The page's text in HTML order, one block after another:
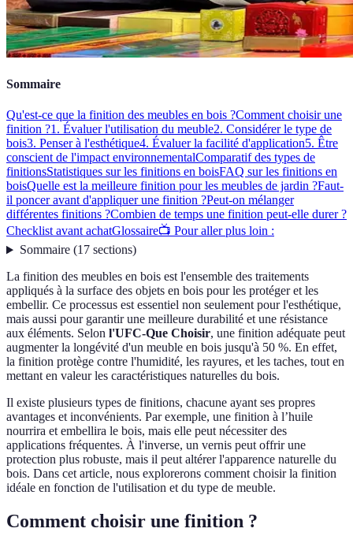
Sommaire
Qu'est-ce que la finition des meubles en bois ?Comment choisir une
finition ?1. Évaluer l'utilisation du meuble2. Considérer le type de
bois3. Penser à l'esthétique4. Évaluer la facilité d'application5. Être
conscient de l'impact environnementalComparatif des types de
finitionsStatistiques sur les finitions en boisFAQ sur les finitions en
boisQuelle est la meilleure finition pour les meubles de jardin ?Faut-
il poncer avant d'appliquer une finition ?Peut-on mélanger
différentes finitions ?Combien de temps une finition peut-elle durer ?
Checklist avant achatGlossaire📺 Pour aller plus loin :
Sommaire(17 sections)
La finition des meubles en bois est l'ensemble des traitements
appliqués à la surface des objets en bois pour les protéger et les
embellir. Ce processus est essentiel non seulement pour l'esthétique,
mais aussi pour garantir une meilleure durabilité et une résistance
aux éléments. Selon l'UFC-Que Choisir, une finition adéquate peut
augmenter la longévité d'un meuble en bois jusqu'à 50 %. En effet,
la finition protège contre l'humidité, les rayures, et les taches, tout en
mettant en valeur les caractéristiques naturelles du bois.
Il existe plusieurs types de finitions, chacune ayant ses propres
avantages et inconvénients. Par exemple, une finition à l’huile
nourrira et embellira le bois, mais elle peut nécessiter des
applications fréquentes. À l'inverse, un vernis peut offrir une
protection plus robuste, mais il peut altérer l'apparence naturelle du
bois. Dans cet article, nous explorerons comment choisir la finition
idéale en fonction de l'utilisation et du type de meuble.
Comment choisir une finition ?